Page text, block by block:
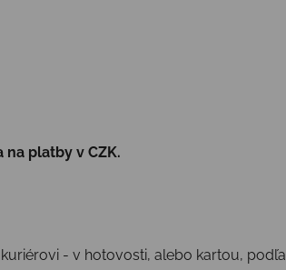
na platby v CZK.
- v hotovosti, alebo kartou, podľa